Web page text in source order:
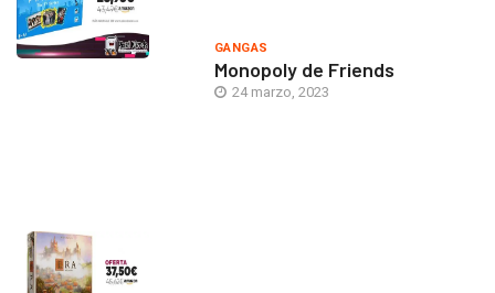
GANGAS
Monopoly de Friends
24 marzo, 2023